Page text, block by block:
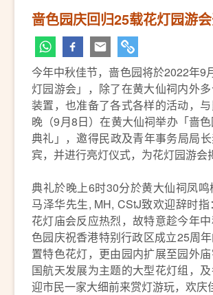
啬色园庆回归25载花灯园游
今年中秋佳节，啬色园将於2022年9
灯园游会」，除了在黄大仙祠内外
装置，也准备了各式各样的活动，
晚（9月8日）在黄大仙祠举办「啬
典礼」，邀得民政及青年事务局局
宾，并进行亮灯仪式，为花灯园游会
典礼於晚上6时30分於黄大仙祠凤
马泽华先生, MH, CStJ致欢迎辞时
花灯庙会反应热烈，故特意趁今年
色园庆祝香港特别行政区成立25周
置特色花灯，更由园内扩展至园外
国航天发展为主题的大型花灯组，
迎市民一家大细前来赏灯游玩，欢庆